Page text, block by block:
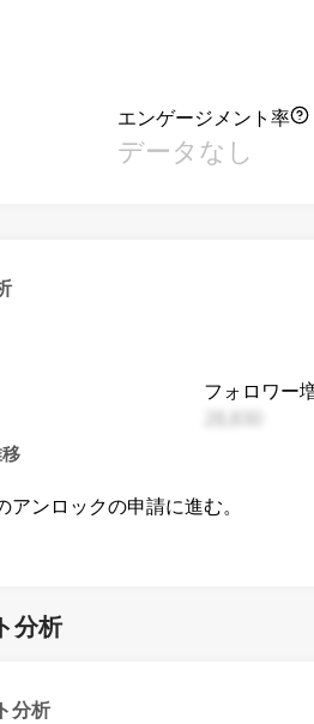
エンゲージメント率
データなし
フォロワー
ンロックの申請に進む。
分析
分析